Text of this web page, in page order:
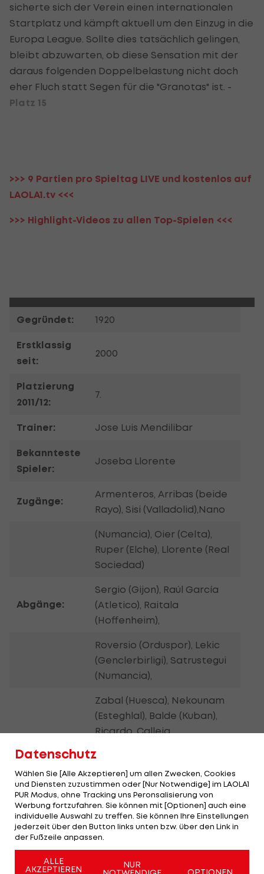
sicherte sich der Verein einen internationalen
Startplatz und kämpft aktuell um den Einzug in die
Europa League. Sollte dies tatsächlich gelingen,
bleibt abzuwarten, ob diese Sensation mit der
daraus folgenden Doppelbelastung nicht doch
eher Fluch statt Segen für die "Granotas" ist. -
Platz 15
>>> 9 Partien pro Spieltag LIVE und kostenlos auf
LAOLA1.tv <<<
>>> Highlight-Videos zu allen Top-Spielen <<<
Gegründet: 1920
Erstklassig
seit:
2000
Platzierung
2011/12:
7.
Trainer: Jose Luis Mendilibar
Bekannteste
Spieler:
Joseba Llorente
Zugänge:
Armenteros, Arribas (beide
Rayo), Sisi (Valladolid),Nano
(Numancia), Oier (Celta),
Ruper (Elche), Llorente (Real
Sociedad)
Abgänge:
Sergio (Gijon), Raúl García
(Atletico), Raitala
(Hoffenheim),
Roversio (Orduspor), Lekic
(Genclerbirligi), Satrustegui
(Numancia),
Zabal (Huesca), Nekounam
(Esteghlal), Balde (Kuban),
Ricardo, Calleja
fußballerische Heimat vonJacobo. Der offensive
Freigeist des WAC hätte sich in der spanischen
Hauptstadt wohl auch durchgesetzt, wäre er
nicht immer wieder durch Verletzungen
zurückgeworfen worden. Bis 2008 stand der heute
28-Jährige bei den "Rojiblancos" unter Vertrag,
Datenschutz
Wählen Sie [Alle Akzeptieren] um allen Zwecken, Cookies
und Diensten zuzustimmen oder [Nur Notwendige] im LAOLA1
PUR Modus, ohne Tracking uns Peronsalisierung von
Werbung fortzufahren. Sie können mit [Optionen] auch eine
individuelle Auswahl zu treffen. Sie können Ihre Einstellungen
jederzeit über den Button links unten bzw. über den Link in
der Fußzeile anpassen.
ALLE
AKZEPTIEREN
NUR
OPTIONEN